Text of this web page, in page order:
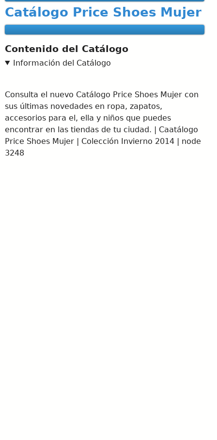
Catálogo Price Shoes Mujer
Contenido del Catálogo
Información del Catálogo
Consulta el nuevo Catálogo Price Shoes Mujer con
sus últimas novedades en ropa, zapatos,
accesorios para el, ella y niños que puedes
encontrar en las tiendas de tu ciudad. | Caatálogo
Price Shoes Mujer | Colección Invierno 2014 | node
3248